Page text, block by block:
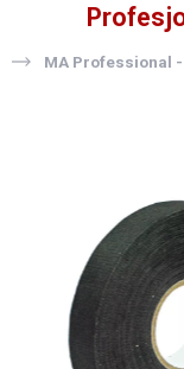
MA Professional